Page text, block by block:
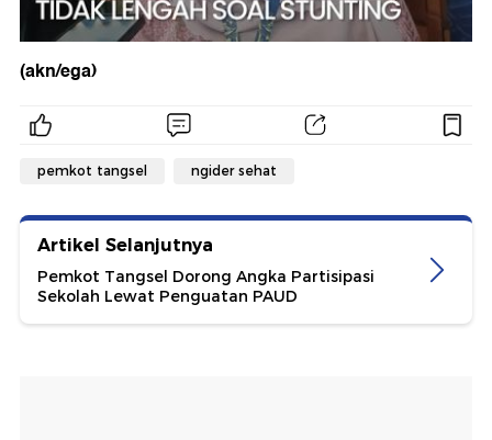
(akn/ega)
pemkot tangsel ngider sehat
Artikel Selanjutnya
Pemkot Tangsel Dorong Angka Partisipasi
Sekolah Lewat Penguatan PAUD